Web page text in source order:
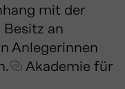
mit der
an
Anlegerinnen
Akademie für